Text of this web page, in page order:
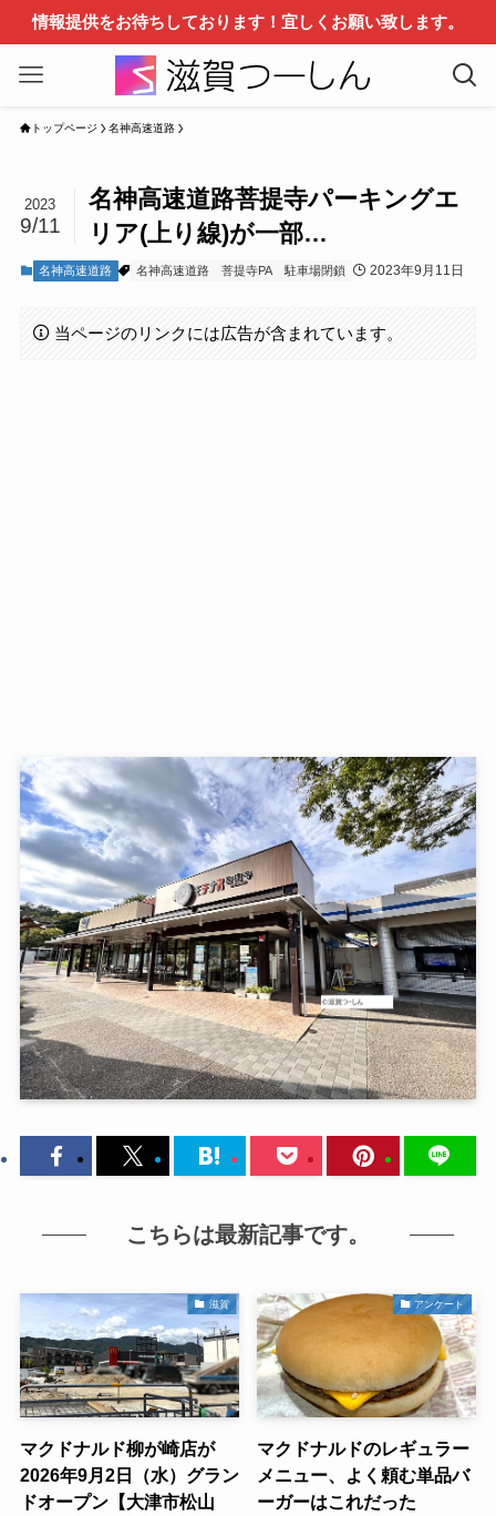
情報提供をお待ちしております！宜しくお願い致します。
トップページ 名神高速道路
名神高速道路菩提寺パーキングエ
リア(上り線)が一部…
2023
9/11
名神高速道路 名神高速道路 菩提寺PA 駐車場閉鎖 2023年9月11日
当ページのリンクには広告が含まれています。
こちらは最新記事です。
滋賀
マクドナルド柳が崎店が
2026年9月2日（水）グラン
ドオープン【大津市松山
アンケート
マクドナルドのレギュラー
メニュー、よく頼む単品バ
ーガーはこれだった